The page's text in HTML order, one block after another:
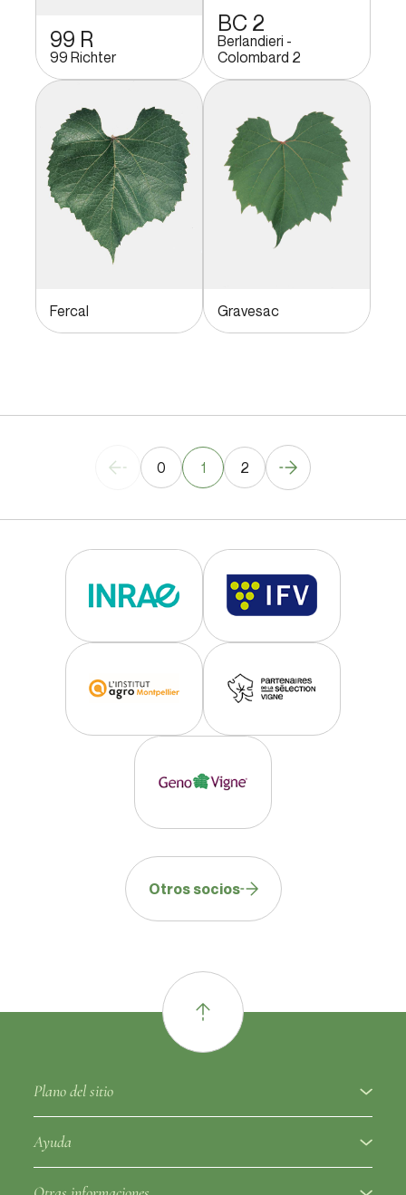
99 R
99 Richter
BC 2
Berlandieri -
Colombard 2
Fercal Gravesac
0 1 2
Otros socios
Plano del sitio
A proposito
Ayuda
Glosario ampelográfico